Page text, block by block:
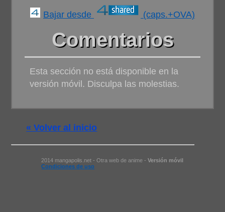
Bajar desde (caps.+OVA)
Comentarios
Esta sección no está disponible en la
versión móvil. Disculpa las molestias.
« Volver al inicio
2014 mangapolis.net - Otra web de anime -Versión móvil
Condiciones de uso